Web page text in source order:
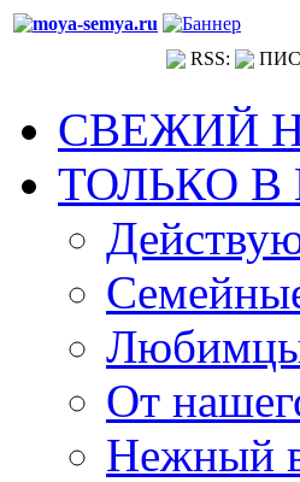
RSS:
СВЕЖИЙ
ТОЛЬКО
От
Нежный